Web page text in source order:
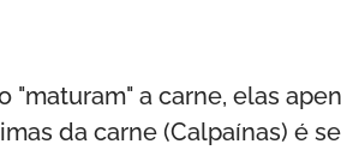
"maturam" a carne, elas
da carne (Calpaínas) é